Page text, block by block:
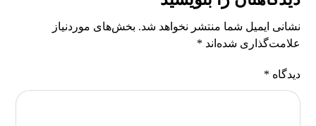
نشانی ایمیل شما منتشر نخواهد شد. بخش‌های موردنیاز
علامت‌گذاری شده‌اند *
دیدگاه *